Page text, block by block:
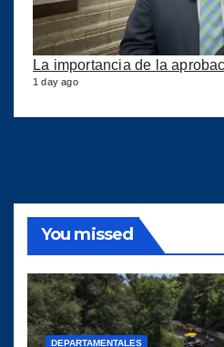
1 day ago
You missed
DEPARTAMENTALES